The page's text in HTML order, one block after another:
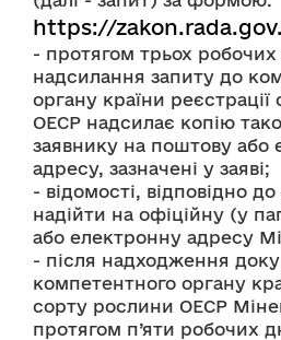
https://
- протягом трьох робочих
надсилання запиту до
органу країни
ОЕСР надсилає копію
заявнику на поштову або
адресу, зазначені у заяві;
- відомості, відповідно
надійти на офіційну (у
або електронну адресу
- після надходження
компетентного органу
сорту рослини ОЕСР
протягом п’яти робочих